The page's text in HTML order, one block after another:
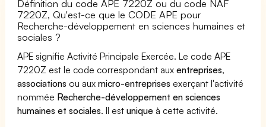
Définition du code APE 7220Z ou du code NAF
7220Z, Qu'est-ce que le CODE APE pour
Recherche-développement en sciences humaines et
sociales ?
APE signifie Activité Principale Exercée. Le code APE
7220Z est le code correspondant auxentreprises,
associations ou auxmicro-entreprises exerçant l'activité
nommée Recherche-développement en sciences
humaines et sociales. Il estunique à cette activité.